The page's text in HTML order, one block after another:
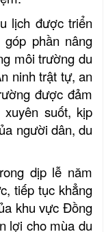
lịch được triển
phần nâng
môi trường du
ninh trật tự, an
được đảm
suốt, kịp
người dân, du
dịp lễ năm
tiếp tục khẳng
khu vực Đồng
lợi cho mùa du